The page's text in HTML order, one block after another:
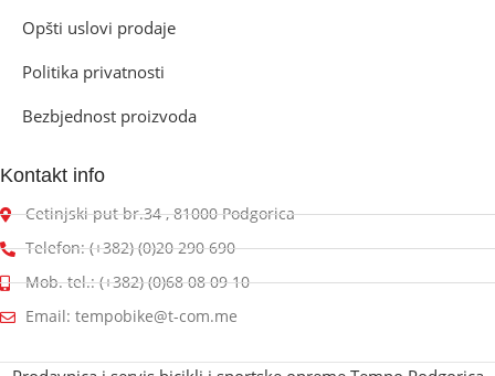
Opšti uslovi prodaje
Politika privatnosti
Bezbjednost proizvoda
Kontakt info
Cetinjski put br.34 , 81000 Podgorica
Telefon: (+382) (0)20 290 690
Mob. tel.: (+382) (0)68 08 09 10
Email: tempobike@t-com.me